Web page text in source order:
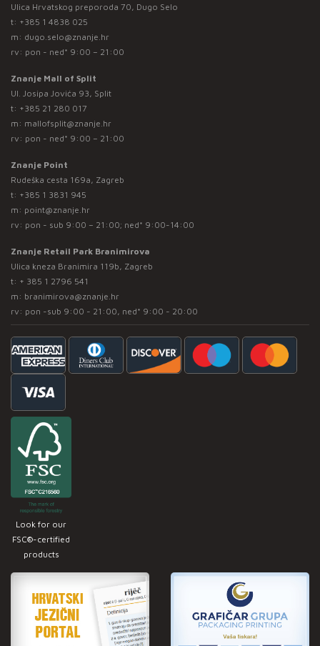
Ulica Hrvatskog preporoda 70, Dugo Selo
t: +385 1 4838 025
m: dugo.selo@znanje.hr
rv: pon - ned* 9:00 – 21:00
Znanje Mall of Split
Ul. Josipa Jovića 93, Split
t: +385 21 280 017
m: mallofsplit@znanje.hr
rv: pon - ned* 9:00 – 21:00
Znanje Point
Rudeška cesta 169a, Zagreb
t: +385 1 3831 945
m: point@znanje.hr
rv: pon - sub 9:00 – 21:00; ned* 9:00-14:00
Znanje Retail Park Branimirova
Ulica kneza Branimira 119b, Zagreb
t: + 385 1 2796 541
m: branimirova@znanje.hr
rv: pon -sub 9:00 - 21:00, ned* 9:00 - 20:00
Look for our
FSC®-certified
products